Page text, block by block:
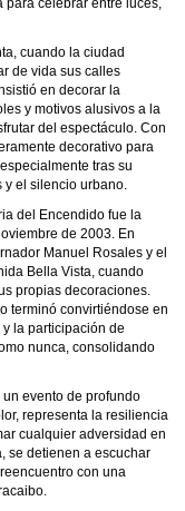
para celebrar entre luces,
cuando la ciudad
de vida sus calles
en decorar la
y motivos alusivos a la
del espectáculo. Con
decorativo para
tras su
y el silencio urbano.
del Encendido fue la
de 2003. En
Manuel Rosales y el
Bella Vista, cuando
propias decoraciones.
terminó convirtiéndose en
la participación de
nunca, consolidando
evento de profundo
representa la resiliencia
cualquier adversidad en
se detienen a escuchar
con una